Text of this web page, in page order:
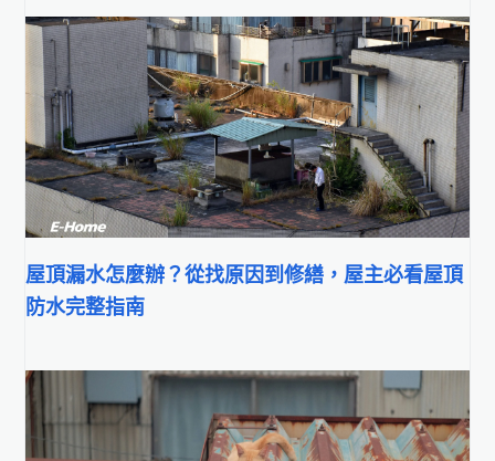
屋頂漏水怎麼辦？從找原因到修繕，屋主必看屋頂
防水完整指南